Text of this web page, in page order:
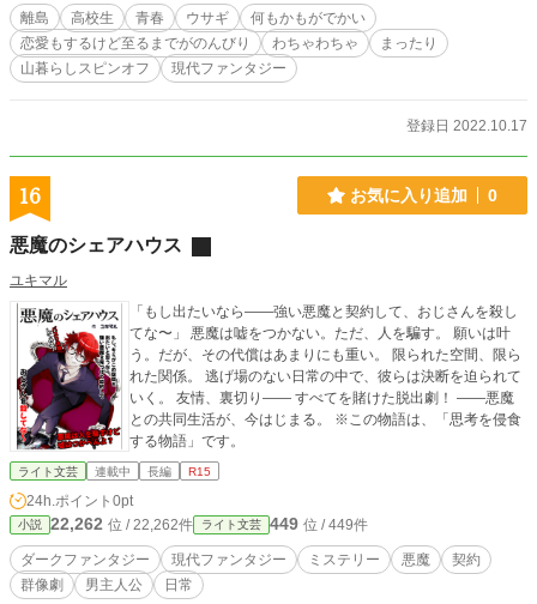
恋愛は自己責任でお願いします。安定のハッピーエンドで
す。 アルファポリス「第五回ライト文芸大賞」にて読者賞を
いただきました！ ありがとうございます。 表紙の写真は写真
AC（ミグメラさん）よりお借りしました。
離島 高校生 青春 ウサギ
何もかもがでかい
恋愛もするけど至るまでがのんびり
わちゃわちゃ
まったり
山暮らしスピンオフ
現代ファンタジー
登録日 2022.10.17
16 お気に入り追加 0
悪魔のシェアハウス
ユキマル
「もし出たいなら——強い悪魔と契約して、おじさんを殺し
てな〜」 悪魔は嘘をつかない。ただ、人を騙す。 願いは叶
う。だが、その代償はあまりにも重い。 限られた空間、限ら
れた関係。 逃げ場のない日常の中で、彼らは決断を迫られて
いく。 友情、裏切り—— すべてを賭けた脱出劇！ ——悪魔
との共同生活が、今はじまる。 ※この物語は、「思考を侵食
する物語」です。
ライト文芸 連載中 長編 R15
24h.ポイント 0pt
小説 22,262 位 / 22,262件 ライト文芸 449 位 / 449件
ダークファンタジー 現代ファンタジー ミステリー 悪魔
契約
群像劇
男主人公 日常